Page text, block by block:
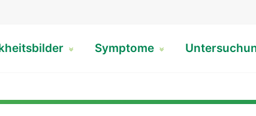
Symptome